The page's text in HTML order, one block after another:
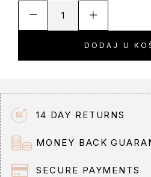
DODAJ U
a
t
i
v
e
:
14 DAY RETURNS
MONEY BACK
SECURE PAYMENTS